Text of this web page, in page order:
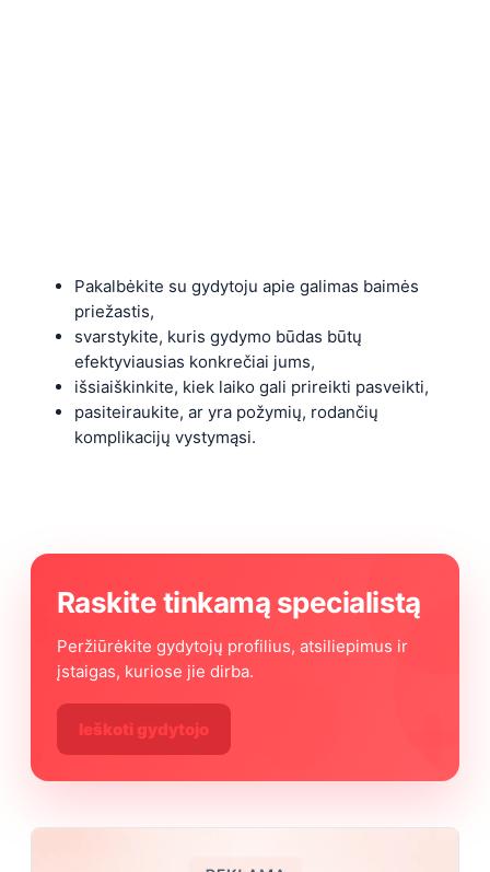
Pakalbėkite su gydytoju apie galimas baimės
priežastis,
svarstykite, kuris gydymo būdas būtų
efektyviausias konkrečiai jums,
išsiaiškinkite, kiek laiko gali prireikti pasveikti,
pasiteiraukite, ar yra požymių, rodančių
komplikacijų vystymąsi.
Raskite tinkamą specialistą
Peržiūrėkite gydytojų profilius, atsiliepimus ir
įstaigas, kuriose jie dirba.
Ieškoti gydytojo